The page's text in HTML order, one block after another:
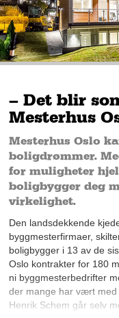
– Det blir
Mesterhus
Mesterhus Oslo
boligdrømmer.
for muligheter
boligbygger deg
virkelighet.
Den landsdekkende
byggmesterfirmaer,
boligbygger i 13 av de
Oslo kontrakter for 180
ni byggmesterbedrifter
der mange har vært med
Henrik Schem går selv